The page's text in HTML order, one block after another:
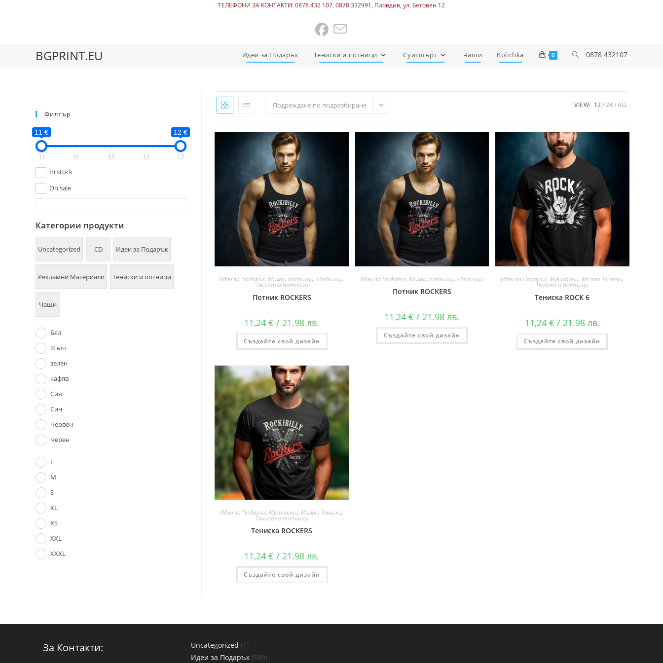
ТЕЛЕФОНИ ЗА КОНТАКТИ: 0878 432 107, 0878 332991, Пловдив, ул. Бетовен 12
BGPRINT.EU 0878 432107
Идеи за Подарък Тениски и потници Суитшърт Чаши Kolichka 0
Подреждане по подразбиране VIEW: 12 24 ALL
Идеи за Подарък,Мъжки потници,Потници,
Тениски и потници
Потник ROCKERS
11,24€ / 21.98 лв.
Създайте свой дизайн
Идеи за Подарък, Мъжки потници, Потници
Потник ROCKERS
11,24€ / 21.98 лв.
Създайте свой дизайн
Идеи за Подарък, Музикални, Мъжки Тениски,
Тениски и потници
Тениска ROCK 6
11,24 € / 21.98 лв.
Създайте свой дизайн
Идеи за Подарък,Музикални,Мъжки Тениски,
Тениски и потници
Тениска ROCKERS
11,24€ / 21.98 лв.
Създайте свой дизайн
Филтър
11 € 12 €
11 11 12 12 12
In stock
On sale
Категории продукти
Uncategorized CD Идеи за Подарък
Рекламни Материали Тениски и потници
Чаши
Бял
Жълт
зелен
кафяв
Сив
Син
Червен
Черен
L
M
S
XL
XS
XXL
XXXL
За Контакти: Uncategorized 1
Идеи за Подарък 589